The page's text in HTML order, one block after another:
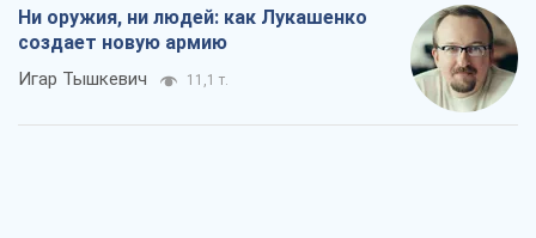
Ни оружия, ни людей: как Лукашенко
создает новую армию
Игар Тышкевич 11,1 т.